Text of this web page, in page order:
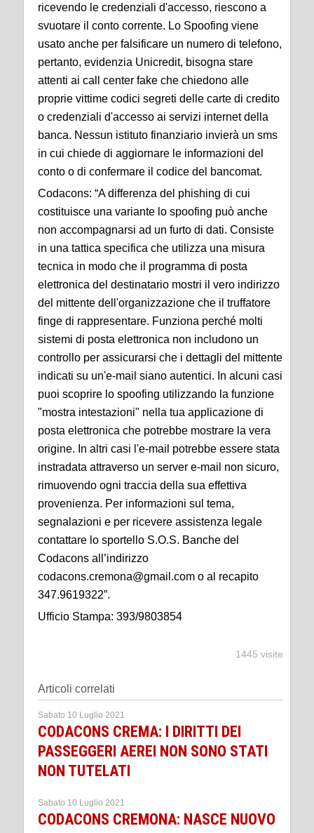
ricevendo le credenziali d'accesso, riescono a
svuotare il conto corrente. Lo Spoofing viene
usato anche per falsificare un numero di telefono,
pertanto, evidenzia Unicredit, bisogna stare
attenti ai call center fake che chiedono alle
proprie vittime codici segreti delle carte di credito
o credenziali d'accesso ai servizi internet della
banca. Nessun istituto finanziario invierà un sms
in cui chiede di aggiornare le informazioni del
conto o di confermare il codice del bancomat.
Codacons: “A differenza del phishing di cui
costituisce una variante lo spoofing può anche
non accompagnarsi ad un furto di dati. Consiste
in una tattica specifica che utilizza una misura
tecnica in modo che il programma di posta
elettronica del destinatario mostri il vero indirizzo
del mittente dell'organizzazione che il truffatore
finge di rappresentare. Funziona perché molti
sistemi di posta elettronica non includono un
controllo per assicurarsi che i dettagli del mittente
indicati su un'e-mail siano autentici. In alcuni casi
puoi scoprire lo spoofing utilizzando la funzione
"mostra intestazioni" nella tua applicazione di
posta elettronica che potrebbe mostrare la vera
origine. In altri casi l'e-mail potrebbe essere stata
instradata attraverso un server e-mail non sicuro,
rimuovendo ogni traccia della sua effettiva
provenienza. Per informazioni sul tema,
segnalazioni e per ricevere assistenza legale
contattare lo sportello S.O.S. Banche del
Codacons all’indirizzo
codacons.cremona@gmail.com o al recapito
347.9619322”.
Ufficio Stampa: 393/9803854
1445 visite
Articoli correlati
Sabato 10 Luglio 2021
CODACONS CREMA: I DIRITTI DEI
PASSEGGERI AEREI NON SONO STATI
NON TUTELATI
Sabato 10 Luglio 2021
CODACONS CREMONA: NASCE NUOVO